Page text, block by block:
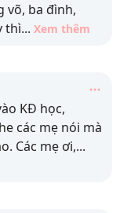
võ, ba đình,
thì... Xem thêm
KĐ học,
các mẹ nói mà
Các mẹ ơi,...